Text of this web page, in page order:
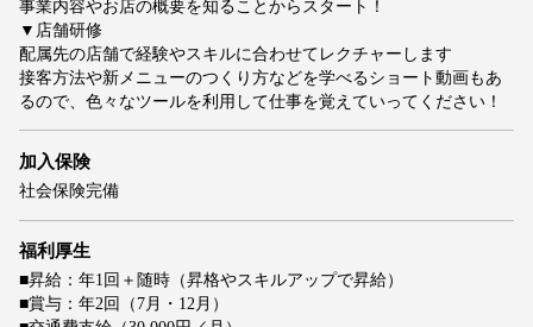
事業内容やお店の概要を知ることからスタート！
▼店舗研修
配属先の店舗で経験やスキルに合わせてレクチャーします
接客方法や新メニューのつくり方などを学べるショート動画もあ
るので、色々なツールを利用して仕事を覚えていってください！
加入保険
社会保険完備
福利厚生
■昇給：年1回＋随時（昇格やスキルアップで昇給）
■賞与：年2回（7月・12月）